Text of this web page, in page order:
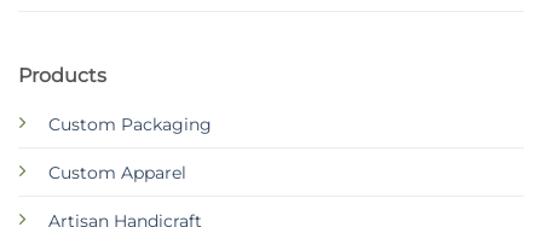
Products
Custom Packaging
Custom Apparel
Artisan Handicraft